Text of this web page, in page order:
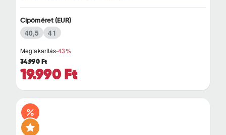
Megtakarítás-43%
19.990 Ft
34.990 Ft
Cipőméret (EUR)
40,5 41